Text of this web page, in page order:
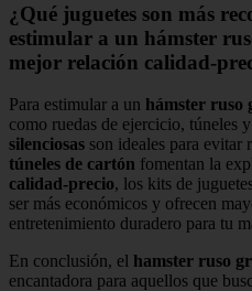
¿Qué juguetes son más
estimular a un hámster
mejor relación calidad-
Para estimular a un hámster ruso
como ruedas de ejercicio, túneles
silenciosas son ideales para evitar
túneles de cartón fomentan la
calidad-precio, los kits de
ser más económicos y ofrecen
entretenimiento duradero para tu
En conclusión, el hamster ruso
encantadora para aquellos que